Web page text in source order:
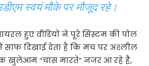
स्वयं मौके पर मौजूद रहे।
हुए वीडियो ने पूरे सिस्टम की पोल
में साफ दिखाई देता है कि मंच पर अश्लील
खुलेआम “चांस मारते” नजर आ रहे हैं,